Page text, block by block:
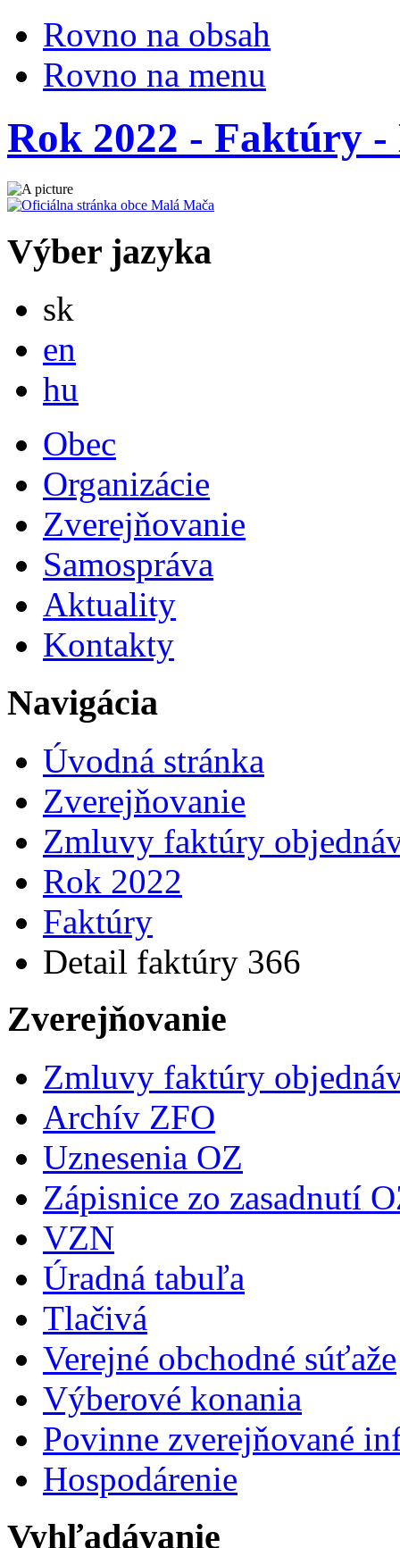
Rovno na obsah
Rovno na menu
Rok 2022 - Faktúry
Výber jazyka
sk
en
hu
Obec
Organizácie
Zverejňovanie
Samospráva
Aktuality
Kontakty
Navigácia
Úvodná stránka
Zverejňovanie
Zmluvy faktúry
Rok 2022
Faktúry
Detail faktúry 366
Zverejňovanie
Zmluvy faktúry
Archív ZFO
Uznesenia OZ
Zápisnice zo zasadnutí
VZN
Úradná tabuľa
Tlačivá
Verejné obchodné súťaže
Výberové konania
Povinne zverejňované
Hospodárenie
Vyhľadávanie